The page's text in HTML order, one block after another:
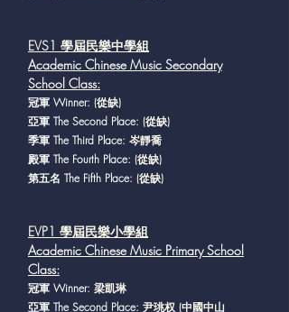
EVS1 學屆民樂中學組
Academic Chinese Music Secondary
School Class:
冠軍 Winner: (從缺)
亞軍 The Second Place: (從缺)
季軍 The Third Place: 岑靜喬
殿軍 The Fourth Place: (從缺)
第五名 The Fifth Place: (從缺)
EVP1 學屆民樂小學組
Academic Chinese Music Primary School
Class:
冠軍 Winner: 梁凱琳
亞軍 The Second Place: 尹珧权 (中國中山